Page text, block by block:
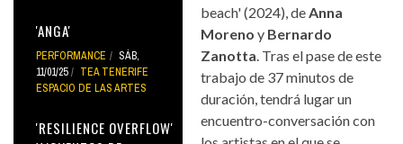
'ANGA'
PERFORMANCE
SÁB,
11/01/25
TEA TENERIFE
ESPACIO DE LAS ARTES
'RESILIENCE OVERFLOW'
beach' (2024), deAnna
Moreno y Bernardo
Zanotta. Tras el pase de este
trabajo de 37 minutos de
duración, tendrá lugar un
encuentro-conversación con